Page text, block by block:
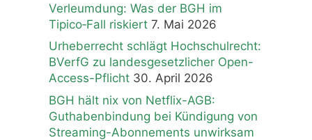
Verleumdung: Was der BGH im
Tipico‑Fall riskiert 7. Mai 2026
Urheberrecht schlägt Hochschulrecht:
BVerfG zu landesgesetzlicher Open-
Access-Pflicht 30. April 2026
BGH hält nix von Netflix-AGB:
Guthabenbindung bei Kündigung von
Streaming-Abonnements unwirksam